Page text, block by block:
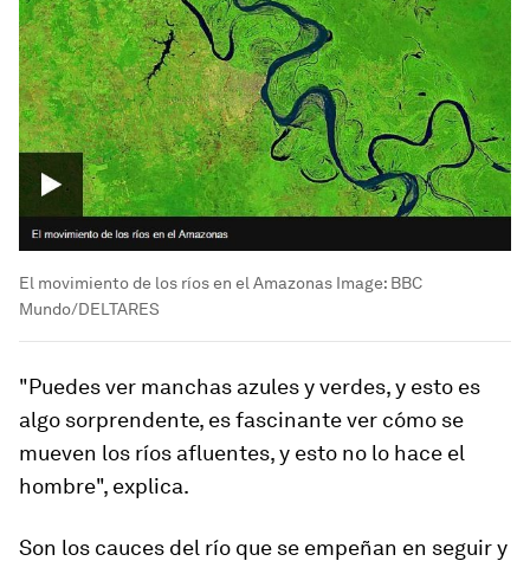
El movimiento de los ríos en el Amazonas Image: BBC
Mundo/DELTARES
"Puedes ver manchas azules y verdes, y esto es
algo sorprendente, es fascinante ver cómo se
mueven los ríos afluentes, y esto no lo hace el
hombre", explica.
Son los cauces del río que se empeñan en seguir y